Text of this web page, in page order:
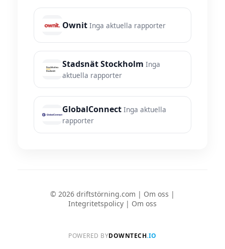
Ownit Inga aktuella rapporter
Stadsnät Stockholm Inga
aktuella rapporter
GlobalConnect Inga aktuella
rapporter
© 2026 driftstörning.com | Om oss |
Integritetspolicy | Om oss
POWERED BYDOWNTECH.IO